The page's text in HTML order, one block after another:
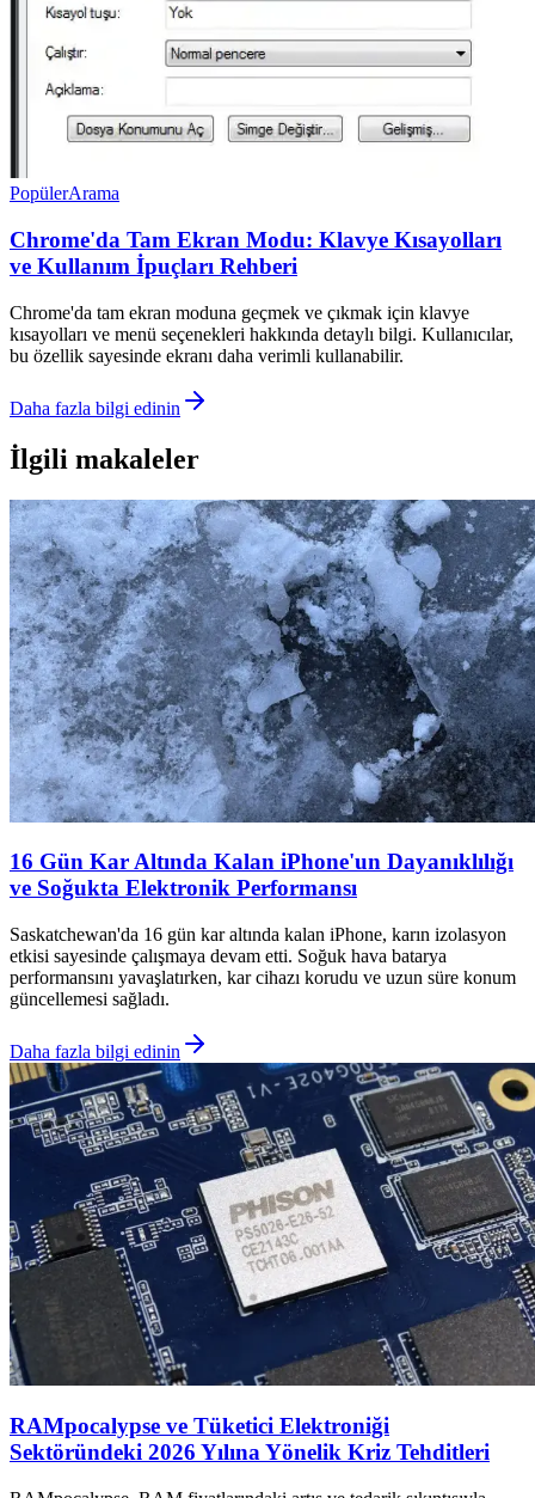
PopülerArama
Chrome'da Tam Ekran Modu: Klavye Kısayolları
ve Kullanım İpuçları Rehberi
Chrome'da tam ekran moduna geçmek ve çıkmak için klavye
kısayolları ve menü seçenekleri hakkında detaylı bilgi. Kullanıcılar,
bu özellik sayesinde ekranı daha verimli kullanabilir.
Daha fazla bilgi edinin
İlgili makaleler
16 Gün Kar Altında Kalan iPhone'un Dayanıklılığı
ve Soğukta Elektronik Performansı
Saskatchewan'da 16 gün kar altında kalan iPhone, karın izolasyon
etkisi sayesinde çalışmaya devam etti. Soğuk hava batarya
performansını yavaşlatırken, kar cihazı korudu ve uzun süre konum
güncellemesi sağladı.
Daha fazla bilgi edinin
RAMpocalypse ve Tüketici Elektroniği
Sektöründeki 2026 Yılına Yönelik Kriz Tehditleri